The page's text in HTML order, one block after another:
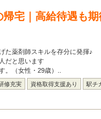
宅｜高給待遇も
た薬剤師スキルを存分に発揮♪
だと思います
。（女性・29歳）..
修充実 資格取得支援あり 駅チ